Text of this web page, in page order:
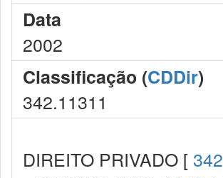
Data
2002
Classificação (CDDir)
342.11311
DIREITO PRIVADO [ 342